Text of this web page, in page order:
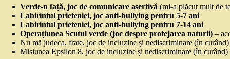
Verde-n față, joc de comunicare asertivă (mi-a plăcut mult de
Labirintul prieteniei, joc anti-bullying pentru 5-7 ani
Labirintul prieteniei, joc anti-bullying pentru 7-14 ani
Operațiunea Scutul verde (joc despre protejarea naturii) –
Nu mă judeca, frate, joc de incluzine și nediscriminare (în curând)
Misiunea Epsilon 8, joc de incluzine și nediscriminare (în curând)